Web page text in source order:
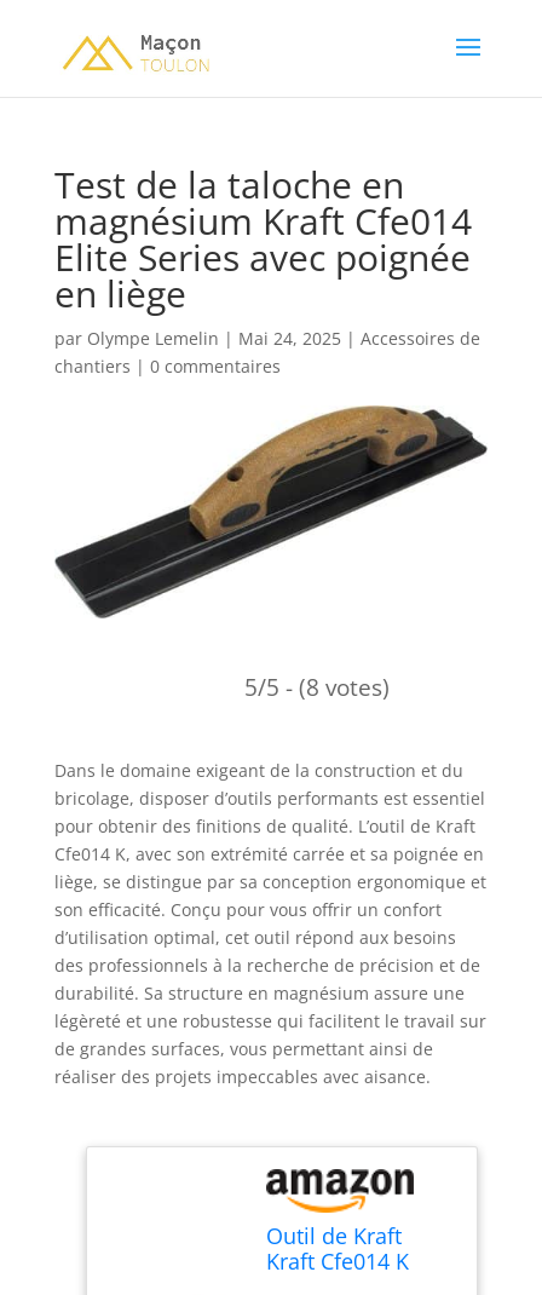
Test de la taloche en
magnésium Kraft Cfe014
Elite Series avec poignée
en liège
par Olympe Lemelin | Mai 24, 2025| Accessoires de
chantiers | 0 commentaires
5/5 - (8 votes)
Dans le domaine exigeant de la construction et du
bricolage, disposer d’outils performants est essentiel
pour obtenir des finitions de qualité. L’outil de Kraft
Cfe014 K, avec son extrémité carrée et sa poignée en
liège, se distingue par sa conception ergonomique et
son efficacité. Conçu pour vous offrir un confort
d’utilisation optimal, cet outil répond aux besoins
des professionnels à la recherche de précision et de
durabilité. Sa structure en magnésium assure une
légèreté et une robustesse qui facilitent le travail sur
de grandes surfaces, vous permettant ainsi de
réaliser des projets impeccables avec aisance.
Outil de Kraft
Kraft Cfe014 K